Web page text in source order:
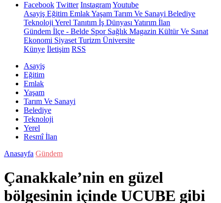
Facebook Twitter InstagramYoutube
Asayiş Eğitim EmlakYaşam Tarım Ve Sanayi Belediye
Teknoloji Yerel Tanıtım İş Dünyası Yatırım İlan
Gündem İlçe - Belde SporSağlık Magazin Kültür Ve Sanat
Ekonomi Siyaset Turizm Üniversite
Künye İletişim RSS
Asayiş
Eğitim
Emlak
Yaşam
Tarım Ve Sanayi
Belediye
Teknoloji
Yerel
Resmî İlan
Anasayfa Gündem
Çanakkale’nin en güzel
bölgesinin içinde UCUBE gibi